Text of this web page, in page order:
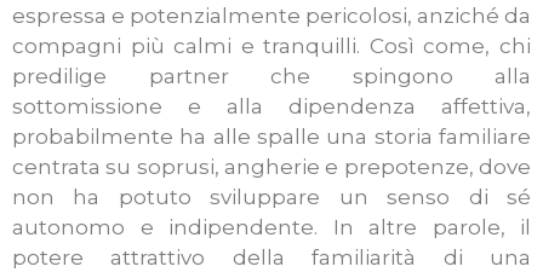
espressa e potenzialmente pericolosi, anziché da
compagni più calmi e tranquilli. Così come, chi
predilige partner che spingono alla
sottomissione e alla dipendenza affettiva,
probabilmente ha alle spalle una storia familiare
centrata su soprusi, angherie e prepotenze, dove
non ha potuto sviluppare un senso di sé
autonomo e indipendente. In altre parole, il
potere attrattivo della familiarità di una